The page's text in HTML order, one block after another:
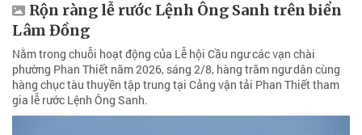
Rộn ràng lễ rước Lệnh Ông Sanh trên biển
Lâm Đồng
Nằm trong chuỗi hoạt động của Lễ hội Cầu ngư các vạn chài
phường Phan Thiết năm 2026, sáng 2/8, hàng trăm ngư dân cùng
hàng chục tàu thuyền tập trung tại Cảng vận tải Phan Thiết tham
gia lễ rước Lệnh Ông Sanh.